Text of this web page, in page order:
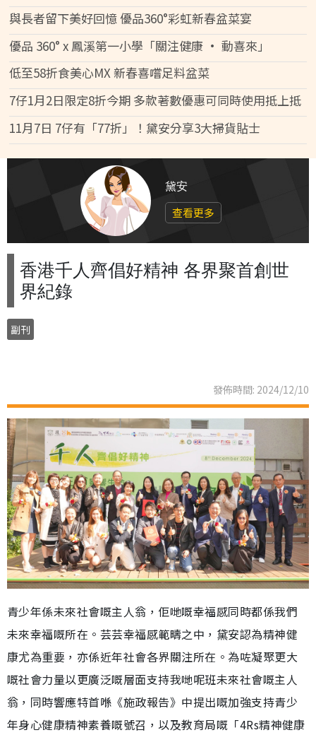
與長者留下美好回憶 優品360°彩虹新春盆菜宴
優品 360° x 鳳溪第一小學「關注健康 • 動喜來」
低至58折食美心MX 新春喜嚐足料盆菜
7仔1月2日限定8折今期 多款著數優惠可同時使用抵上抵
11月7日 7仔有「77折」！黛安分享3大掃貨貼士
黛安
查看更多
香港千人齊倡好精神 各界聚首創世
界紀錄
副刊
發佈時間: 2024/12/10
青少年係未來社會嘅主人翁，佢哋嘅幸福感同時都係我們
未來幸福嘅所在。芸芸幸福感範疇之中，黛安認為精神健
康尤為重要，亦係近年社會各界關注所在。為咗凝聚更大
嘅社會力量以更廣泛嘅層面支持我哋呢班未來社會嘅主人
翁，同時響應特首喺《施政報告》中提出嘅加強支持青少
年身心健康精神素養嘅號召，以及教育局嘅「4Rs精神健康